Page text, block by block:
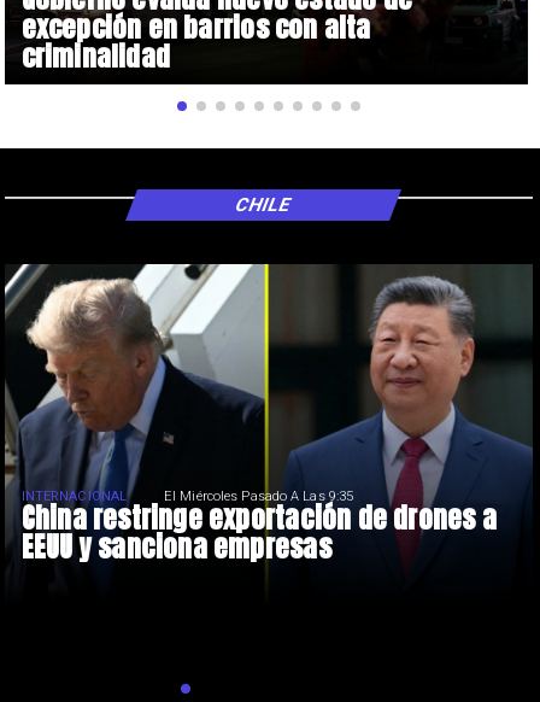
excepción en barrios con alta
criminalidad
China restringe exportación de drones a
EEUU y sanciona empresas
INTERNACIONAL El Miércoles Pasado A Las 9:35
CHILE